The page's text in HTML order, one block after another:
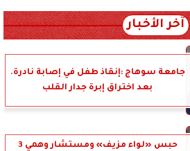
آخر الأخبار
جامعة سوهاج :إنقاذ طفل في إصابة نادرة.
بعد اختراق إبرة جدار القلب
حبس «لواء مزيف» ومستشار وهمي 3